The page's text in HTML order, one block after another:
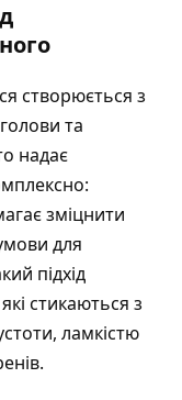
створюється з
та
надає
зміцнити
для
підхід
стикаються з
ламкістю